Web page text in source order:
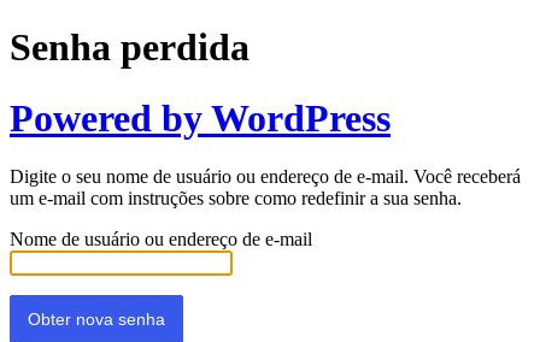
Senha perdida
Powered by WordPress
Digite o seu nome de usuário ou endereço de e-mail. Você receberá
um e-mail com instruções sobre como redefinir a sua senha.
Nome de usuário ou endereço de e-mail